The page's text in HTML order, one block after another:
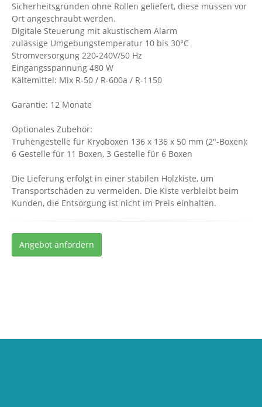
Sicherheitsgründen ohne Rollen geliefert, diese müssen vor
Ort angeschraubt werden.
Digitale Steuerung mit akustischem Alarm
zulässige Umgebungstemperatur 10 bis 30°C
Stromversorgung 220-240V/50 Hz
Eingangsspannung 480 W
Kältemittel: Mix R-50 / R-600a / R-1150
Garantie: 12 Monate
Optionales Zubehör:
Truhengestelle für Kryoboxen 136 x 136 x 50 mm (2"-Boxen):
6 Gestelle für 11 Boxen, 3 Gestelle für 6 Boxen
Die Lieferung erfolgt in einer stabilen Holzkiste, um
Transportschäden zu vermeiden. Die Kiste verbleibt beim
Kunden, die Entsorgung ist nicht im Preis einhalten.
Angebot anfordern